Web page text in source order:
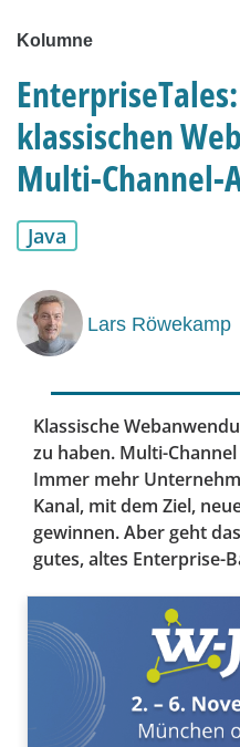
Kolumne
klassischen
Multi-
Java
Lars Röwekamp
Klassische
zu haben. Multi-
Immer mehr
Kanal, mit dem Ziel,
gewinnen. Aber geht
gutes, altes Enterprise-